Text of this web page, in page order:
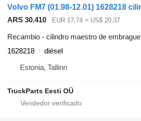
ARS 30.410 EUR 17,74 ≈ US$ 20,37
Recambio - cilindro maestro de embrague
1628218
diésel
Estonia, Tallinn
TruckParts Eesti OÜ